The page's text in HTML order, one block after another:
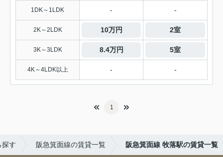
1DK～1LDK - -
2K～2LDK 10万円 2室
3K～3LDK 8.4万円 5室
4K～4LDK以上 - -
1
探す 阪急箕面線の賃貸一覧 阪急箕面線 牧落駅の賃貸一覧